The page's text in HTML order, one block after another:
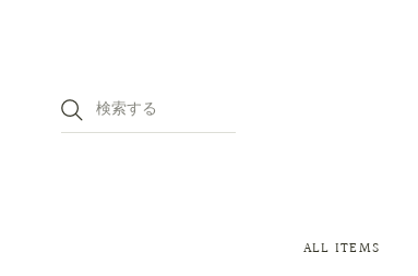
ALL ITEMS